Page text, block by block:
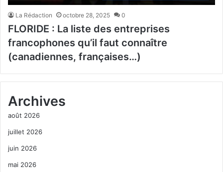
La Rédaction octobre 28, 2025 0
FLORIDE : La liste des entreprises
francophones qu’il faut connaître
(canadiennes, françaises…)
Archives
août 2026
juillet 2026
juin 2026
mai 2026